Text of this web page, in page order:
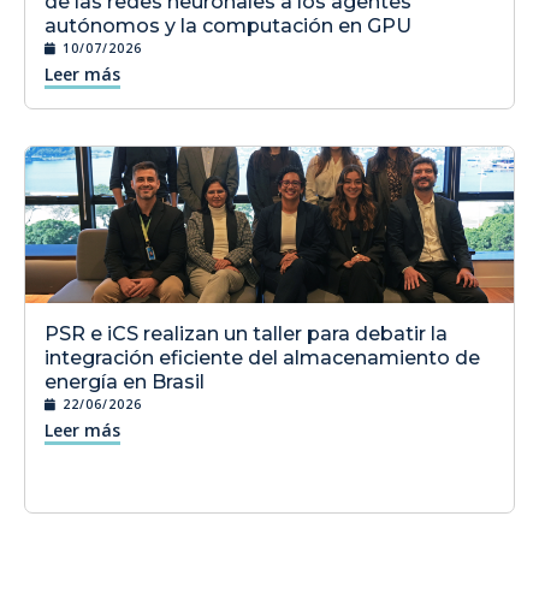
autónomos y la computación en GPU
10/07/2026
Leer más
PSR e iCS realizan un taller para debatir la
integración eficiente del almacenamiento de
energía en Brasil
22/06/2026
Leer más